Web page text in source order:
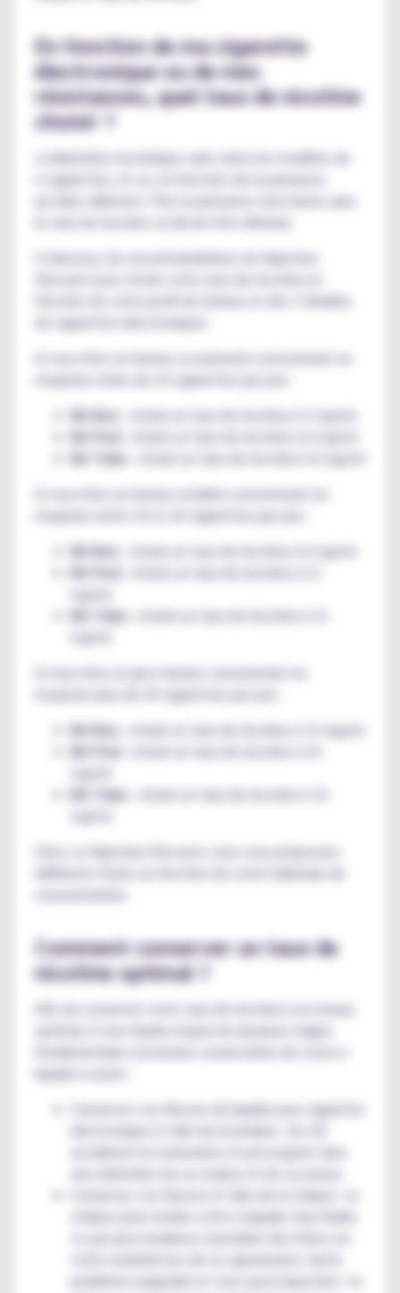
En fonction de ma cigarette
électronique ou de mes
résistances, quel taux de nicotine
choisir ?
La libération nicotinique varie selon les modèles de
e-cigarettes, et ce, en fonction de la puissance
qu’elles délivrent. Plus la puissance sera haute, plus
Ci-dessous, les recommandations du Vapoteur
fonction de votre profil de fumeur et des 3 familles
de cigarettes électroniques.
Si vous êtes un fumeur occasionnel consommant en
moyenne moins de 10 cigarettes par jour :
Kit Box
: choisir un taux de nicotine à 3 mg/ml
Kit Tube
Si vous êtes un fumeur modéré consommant en
moyenne entre 10 et 20 cigarettes par jour :
Kit Box
: choisir un taux de nicotine à 6 mg/ml
Kit Tube : choisir un taux de nicotine à 12
mg/ml
Si vous êtes un gros fumeur consommant en
moyenne plus de 20 cigarettes par jour :
Kit Box
: choisir un taux de nicotine à 12 mg/ml
Kit Tube : choisir un taux de nicotine à 16
mg/ml
Chez Le Vapoteur Discount, nous vous proposons
Comment conserver un taux de
nicotine optimal ?
Afin de conserver votre taux de nicotine à un niveau
optimal, il vous faudra respecter plusieurs règles
liquide à savoir :
Conservez vos flacons de liquide pour cigarette
électronique à l’abri de la lumière : les UV
accélèrent la maturation et provoquent ainsi
chaleur peut rendre votre e-liquide trop fluide,
problème engendré et tout aussi important : la